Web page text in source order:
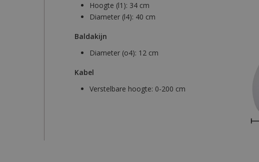
Hoogte (l1): 34 cm
Diameter (l4): 40 cm
Baldakijn
Diameter (o4): 12 cm
Kabel
Verstelbare hoogte: 0-200 cm